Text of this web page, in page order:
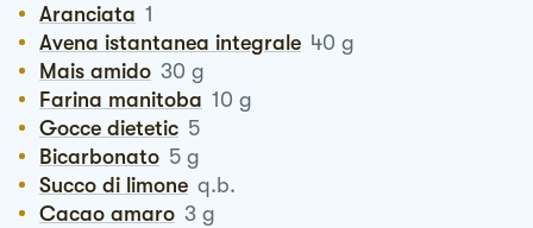
Aranciata 1
Avena istantanea integrale 40 g
Mais amido 30 g
Farina manitoba 10 g
Gocce dietetic 5
Bicarbonato 5 g
Succo di limone q.b.
Cacao amaro 3 g